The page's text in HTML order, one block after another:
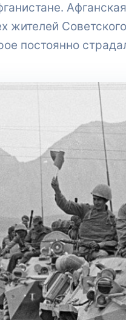
жителей
постоянно